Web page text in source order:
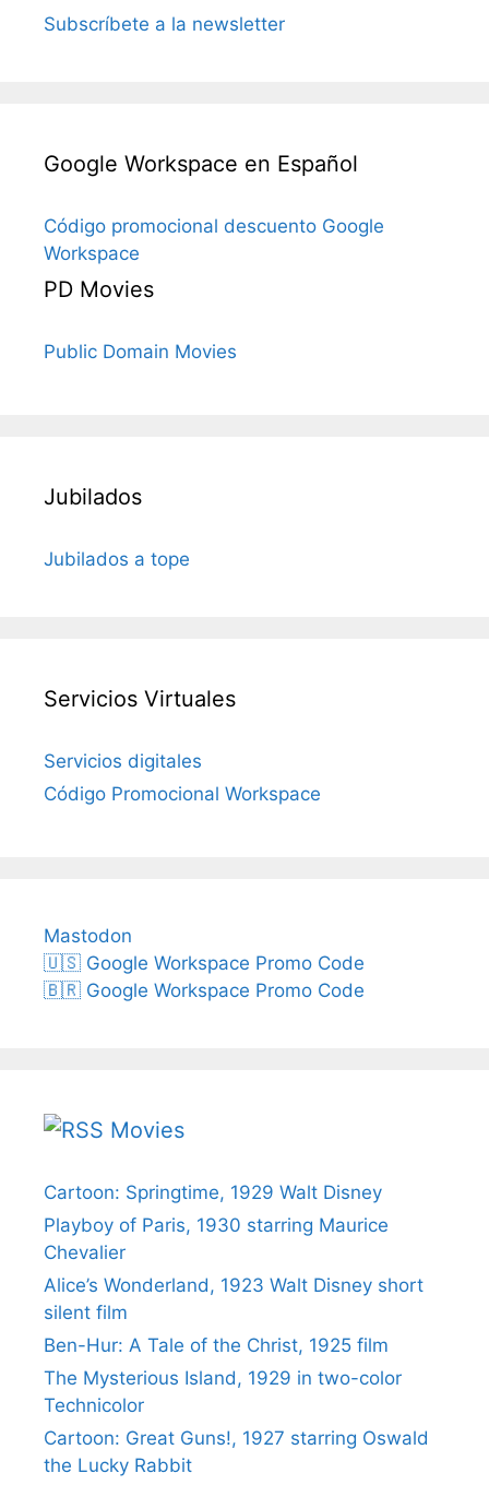
Subscríbete a la newsletter
Google Workspace en Español
Código promocional descuento Google
Workspace
PD Movies
Public Domain Movies
Jubilados
Jubilados a tope
Servicios Virtuales
Servicios digitales
Código Promocional Workspace
Mastodon
🇺🇸 Google Workspace Promo Code
🇧🇷 Google Workspace Promo Code
Movies
Cartoon: Springtime, 1929 Walt Disney
Playboy of Paris, 1930 starring Maurice
Chevalier
Alice’s Wonderland, 1923 Walt Disney short
silent film
Ben-Hur: A Tale of the Christ, 1925 film
The Mysterious Island, 1929 in two-color
Technicolor
Cartoon: Great Guns!, 1927 starring Oswald
the Lucky Rabbit